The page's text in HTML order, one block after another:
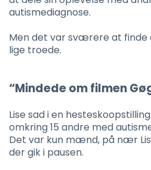
autismediagnose.
Men det var sværere at finde
lige troede.
“Mindede om filmen
Lise sad i en
omkring 15 andre med
Det var kun mænd, på nær
der gik i pausen.